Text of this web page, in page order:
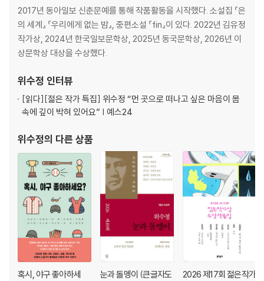
점들에 주목하고 싶었”다고 밝히며, “돈이나 교양으로 극복할 수 없는 것
들이 삶에는 분명히 있고 그러한 정말과 좌절의 경험이 동일하게, 그러나
각각 다른 방식으로 개인의 삶에 영향을 미치지 않을까 생각”한다고 답한
다(인터뷰 「위수정 X 선우은실」, 『소설 보다: 가을 2022』). 결국 위수정의
이러한 ‘중산층 이상의 계급’, 다시 말해 “맘먹으면 별다른 준비나 계획 없
이 한적하고 철 지난 바닷가로 여행을 떠나 물에 몸을 담근 후 자연산 재료
대’”(김형중 해설)로 삼는 위수정의 ‘은의 세계’는 이번 책에 수록된 열 편
의 소설에서 더욱 확장되어 금의 세계, 혹은 그 반대의 흙의 세계까지 뻗어
나간다.
2017년 동아일보 신춘문예를 통해 작품활동을 시작했다. 소설집 『은
의 세계』 『우리에게 없는 밤』, 중편소설 『fin』이 있다. 2022년 김유정
작가상, 2024년 한국일보문학상, 2025년 동국문학상, 2026년 이
상문학상 대상을 수상했다.
위수정 인터뷰
[읽다][젊은 작가 특집] 위수정 “먼 곳으로 떠나고 싶은 마음이 몸
속에 깊이 박혀 있어요” | 예스24
위수정의 다른 상품
혹시, 야구 좋아하세
눈과 돌멩이 (큰글자도
2026 제17회 젊은작가